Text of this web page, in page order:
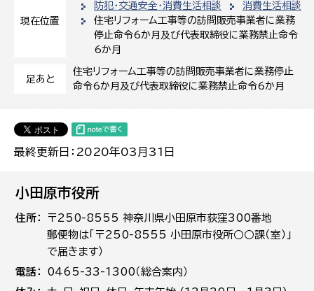
現在位置
防犯・交通安全・消費生活相談
消費生活相談
住宅リフォーム工事等の訪問販売事業者に業務
停止命令6か月及び代表取締役に業務禁止命令
6か月
足あと
住宅リフォーム工事等の訪問販売事業者に業務停止
命令6か月及び代表取締役に業務禁止命令6か月
最終更新日：2020年03月31日
小田原市役所
住所
〒250-8555 神奈川県小田原市荻窪300番地
郵便物は「〒250-8555 小田原市役所○○課（室）」
で届きます）
電話
0465-33-1300（総合案内）